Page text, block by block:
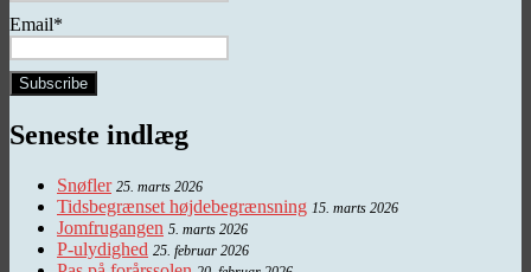
Email*
Seneste indlæg
Snøfler 25. marts 2026
Tidsbegrænset højdebegrænsning 15. marts 2026
Jomfrugangen 5. marts 2026
P-ulydighed 25. februar 2026